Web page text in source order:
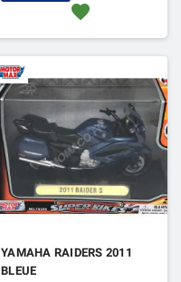
favorite
YAMAHA RAIDERS 2011
BLEUE